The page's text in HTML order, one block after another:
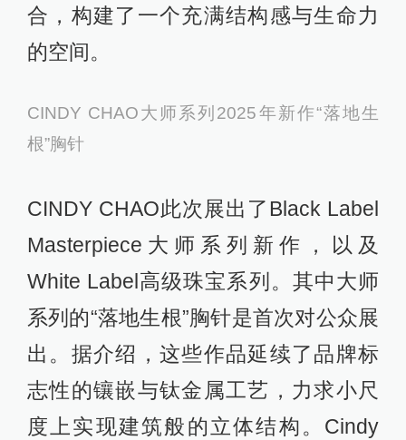
合，构建了一个充满结构感与生命力
的空间。
CINDY CHAO大师系列2025年新作“落地生
根”胸针
CINDY CHAO此次展出了Black Label
Masterpiece大师系列新作，以及
White Label高级珠宝系列。其中大师
系列的“落地生根”胸针是首次对公众展
出。据介绍，这些作品延续了品牌标
志性的镶嵌与钛金属工艺，力求小尺
度上实现建筑般的立体结构。Cindy